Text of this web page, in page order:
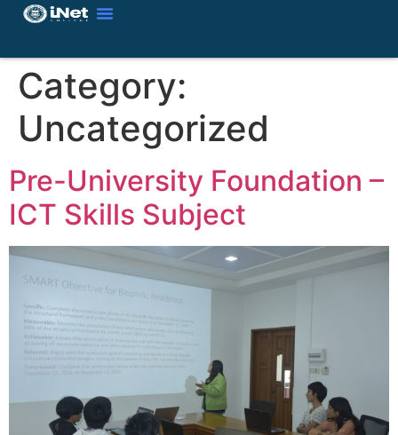
Category:
Uncategorized
Pre-University Foundation –
ICT Skills Subject